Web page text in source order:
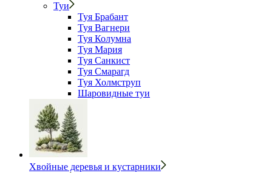
Туи
Туя Брабант
Туя Вагнери
Туя Колумна
Туя Мария
Туя Санкист
Туя Смарагд
Туя Холмструп
Шаровидные туи
Хвойные деревья и кустарники